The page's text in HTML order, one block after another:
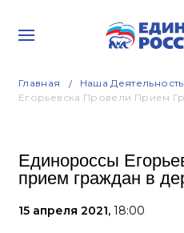
Главная Наша Деятельность
Егорьевска Провели Прием
Единороссы
прием граждан в
15 апреля 2021, 18:00